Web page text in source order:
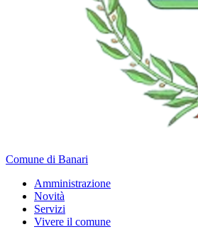
Comune di Banari
Amministrazione
Novità
Servizi
Vivere il comune